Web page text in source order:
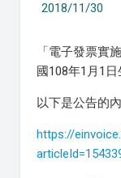
2018/11/30
「電子發票實
國108年1月1日
以下是公告的
https://